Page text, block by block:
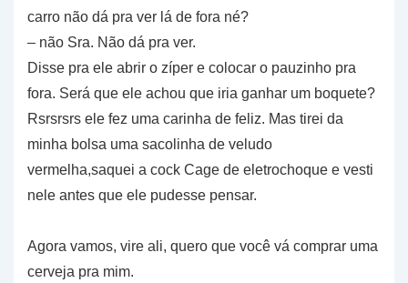
carro não dá pra ver lá de fora né?
– não Sra. Não dá pra ver.
Disse pra ele abrir o zíper e colocar o pauzinho pra
fora. Será que ele achou que iria ganhar um boquete?
Rsrsrsrs ele fez uma carinha de feliz. Mas tirei da
minha bolsa uma sacolinha de veludo
vermelha,saquei a cock Cage de eletrochoque e vesti
nele antes que ele pudesse pensar.
Agora vamos, vire ali, quero que você vá comprar uma
cerveja pra mim.